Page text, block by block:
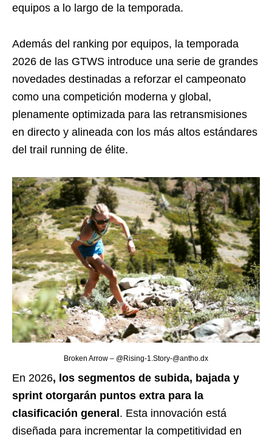
equipos a lo largo de la temporada.
Además del ranking por equipos, la temporada
2026 de las GTWS introduce una serie de grandes
novedades destinadas a reforzar el campeonato
como una competición moderna y global,
plenamente optimizada para las retransmisiones
en directo y alineada con los más altos estándares
del trail running de élite.
Broken Arrow – @Rising-1.Story-@antho.dx
En 2026, los segmentos de subida, bajada y
sprint otorgarán puntos extra para la
clasificación general. Esta innovación está
diseñada para incrementar la competitividad en